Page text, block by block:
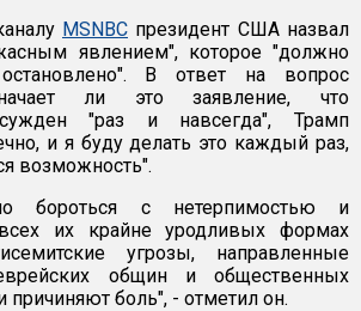
MSNBC президент США назвал
явлением", которое "должно
В ответ на вопрос
ли это заявление, что
"раз и навсегда", Трамп
и я буду делать это каждый раз,
возможность".
бороться с нетерпимостью и
их крайне уродливых формах
угрозы, направленные
общин и общественных
причиняют боль", - отметил он.